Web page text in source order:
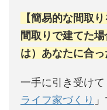
【簡易的な間取
間取りで建てた場
は）あなたに合っ
一手に引き受け
ライフ家づくり